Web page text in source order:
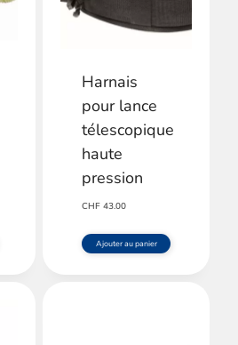
Harnais
pour lance
télescopique
haute
pression
CHF 43.00
Ajouter au panier